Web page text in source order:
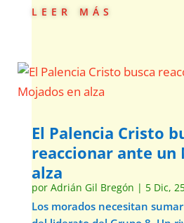
leer más
El Palencia Cristo
reaccionar ante un
alza
por Adrián Gil Bregón | 5 Dic,
Los morados necesitan